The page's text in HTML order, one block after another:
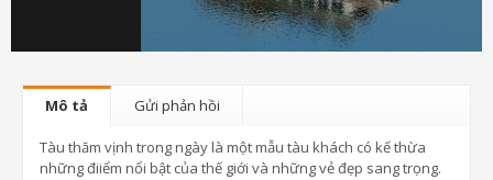
Mô tả Gửi phản hồi
Tàu thăm vịnh trong ngày là một mẫu tàu khách có kế thừa
những điiểm nổi bật của thế giới và những vẻ đẹp sang trọng.